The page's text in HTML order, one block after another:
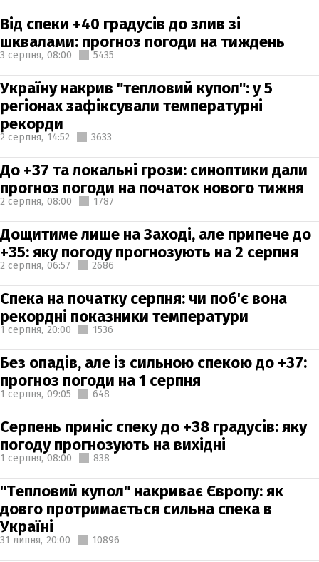
Від спеки +40 градусів до злив зі
шквалами: прогноз погоди на тиждень
3 серпня, 08:00 5435
Україну накрив "тепловий купол": у 5
регіонах зафіксували температурні
рекорди
2 серпня, 14:52 3633
До +37 та локальні грози: синоптики дали
прогноз погоди на початок нового тижня
2 серпня, 08:00 1787
Дощитиме лише на Заході, але припече до
+35: яку погоду прогнозують на 2 серпня
2 серпня, 06:57 2686
Спека на початку серпня: чи поб'є вона
рекордні показники температури
1 серпня, 20:00 1536
Без опадів, але із сильною спекою до +37:
прогноз погоди на 1 серпня
1 серпня, 09:05 648
Серпень приніс спеку до +38 градусів: яку
погоду прогнозують на вихідні
1 серпня, 08:00 838
"Тепловий купол" накриває Європу: як
довго протримається сильна спека в
Україні
31 липня, 20:00 10896